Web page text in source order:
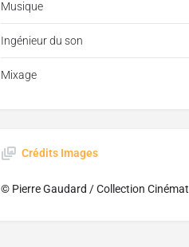
Musique
Ingénieur du son
Mixage
Crédits Images
© Pierre Gaudard / Collection